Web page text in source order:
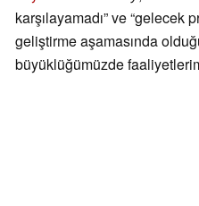
karşılayamadı” ve “gelecek
geliştirme aşamasında
büyüklüğümüzde